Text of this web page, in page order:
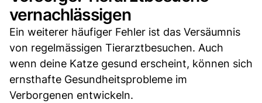
vernachlässigen
Ein weiterer häufiger Fehler ist das Versäumnis
von regelmässigen Tierarztbesuchen. Auch
wenn deine Katze gesund erscheint, können sich
ernsthafte Gesundheitsprobleme im
Verborgenen entwickeln.